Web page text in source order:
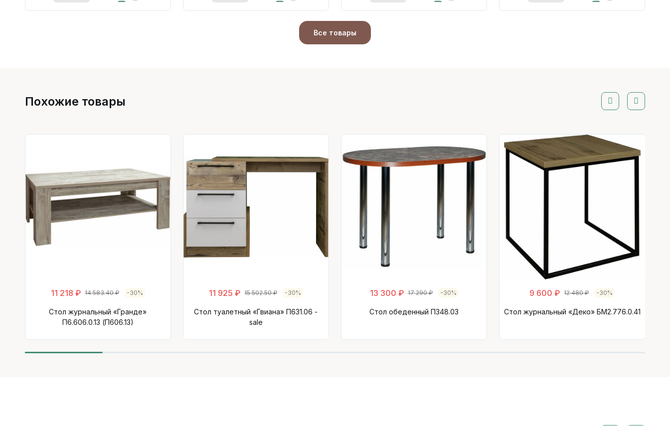
Все товары
Похожие товары
11 218 ₽ 14 583.40 ₽ -30%
Стол журнальный «Гранде»
П6.606.0.13 (П606.13)
11 925 ₽ 15 502.50 ₽ -30%
Стол туалетный «Гвиана» П631.06 -
sale
13 300 ₽ 17 290 ₽ -30%
Стол обеденный П348.03
9 600 ₽ 12 480 ₽ -30%
Стол журнальный «Деко» БМ2.776.0.41